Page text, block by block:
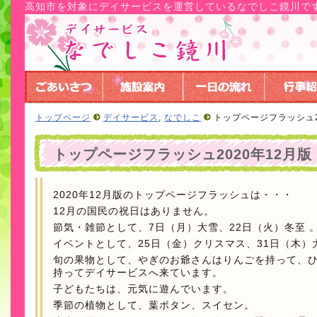
高知市を対象にデイサービスを運営しているなでしこ鏡川で
トップページ デイサービス , なでしこ トップページフラッシ
トップページフラッシュ2020年12月版
2020年12月版のトップページフラッシュは・・・
12月の国民の祝日はありません。
節気・雑節として、7日（月）大雪、22日（火）冬至
イベントとして、25日（金）クリスマス、31日（木）
旬の果物として、やぎのお爺さんはりんごを持って、
持ってデイサービスへ来ています。
子どもたちは、元気に遊んでいます。
季節の植物として、葉ボタン、スイセン。